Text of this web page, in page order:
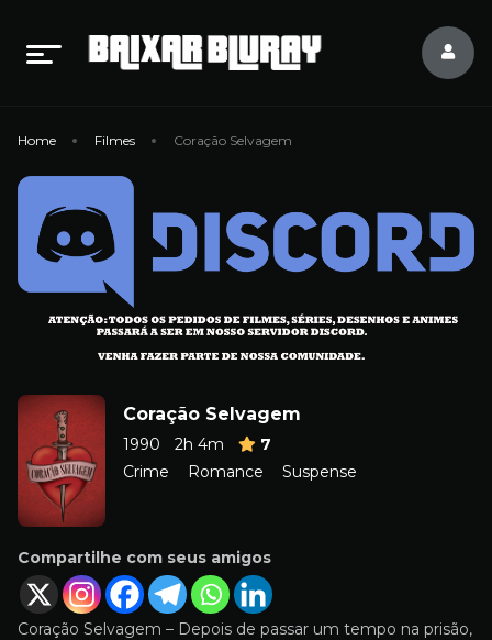
Home Filmes Coração Selvagem
Coração Selvagem
1990 2h 4m
7
Crime
Romance Suspense
Compartilhe com seus amigos
Coração Selvagem – Depois de passar um tempo na prisão,